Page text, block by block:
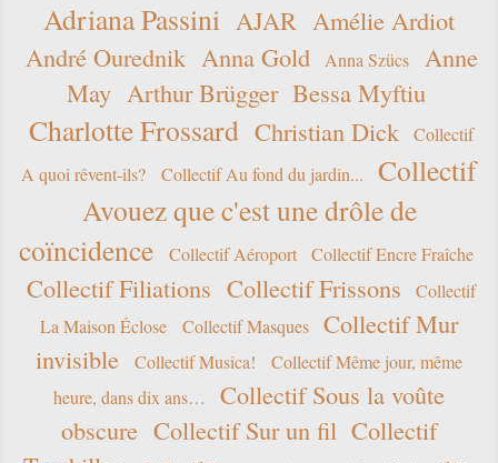
Adriana Passini AJAR Amélie Ardiot
André Ourednik Anna Gold Anna Szücs
Anne
May Arthur Brügger Bessa Myftiu
Charlotte Frossard Christian Dick
Collectif
A quoi rêvent-ils?
Collectif Au fond du jardin...
Collectif
Avouez que c'est une drôle de
coïncidence
Collectif Aéroport Collectif Encre Fraîche
Collectif Filiations Collectif Frissons
Collectif
La Maison Éclose
Collectif Masques
Collectif Mur
invisible
Collectif Musica!
Collectif Même jour, même
heure, dans dix ans…
Collectif Sous la voûte
obscure Collectif Sur un fil Collectif